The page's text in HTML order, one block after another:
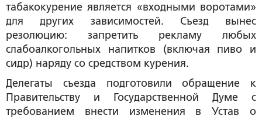
табакокурение является «входными воротами»
для других зависимостей. Съезд вынес
резолюцию: запретить рекламу любых
слабоалкогольных напитков (включая пиво и
сидр) наряду со средством курения.
Делегаты съезда подготовили обращение к
Правительству и Государственной Думе с
требованием внести изменения в Устав о